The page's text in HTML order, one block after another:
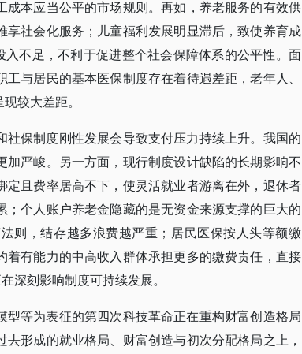
本应当公平的市场规则。再如，养老服务的有效供
社会化服务；儿童福利发展明显滞后，致使养育成
不足，不利于促进整个社会保障体系的公平性。面
与居民的基本医保制度存在着待遇差距，老年人、
较大差距。
保制度刚性发展会导致支付压力持续上升。我国的
严峻。另一方面，现行制度设计缺陷的长期影响不
且费率居高不下，使灵活就业者游离在外，退休者
个人账户养老金隐藏的是无资金来源支撑的巨大的
则，结存越多浪费越严重；居民医保按人头等额缴
有能力的中高收入群体承担更多的缴费责任，直接
深刻影响制度可持续发展。
等为表征的第四次科技革命正在重构财富创造格局
形成的就业格局、财富创造与初次分配格局之上，